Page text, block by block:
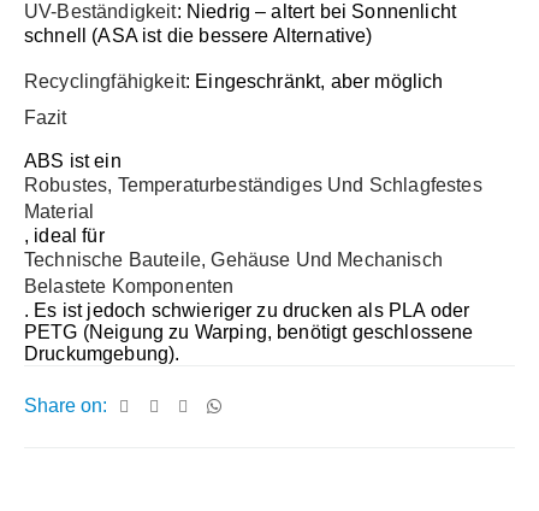
Share on:
UV-Beständigkeit: Niedrig – altert bei Sonnenlicht
schnell (ASA ist die bessere Alternative)
Recyclingfähigkeit: Eingeschränkt, aber möglich
Fazit
ABS ist ein
Robustes, Temperaturbeständiges Und Schlagfestes
Material
, ideal für
Technische Bauteile, Gehäuse Und Mechanisch
Belastete Komponenten
. Es ist jedoch schwieriger zu drucken als PLA oder
PETG (Neigung zu Warping, benötigt geschlossene
Druckumgebung).